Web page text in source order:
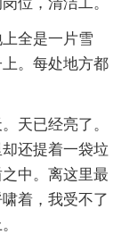
全是一片雪
。每处地方都
天已经亮了。
还提着一袋垃
中。离这里最
着，我受不了